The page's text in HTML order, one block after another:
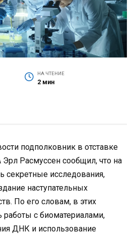
НА ЧТЕНИЕ
2 мин
подполковник в отставке
Расмуссен сообщил, что на
секретные исследования,
наступательных
По его словам, в этих
работы с биоматериалами,
ДНК и использование